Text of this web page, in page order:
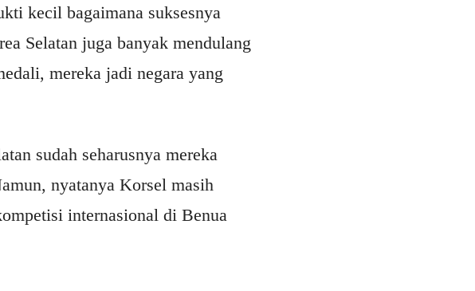
kecil bagaimana suksesnya
Selatan juga banyak mendulang
mereka jadi negara yang
sudah seharusnya mereka
nyatanya Korsel masih
internasional di Benua